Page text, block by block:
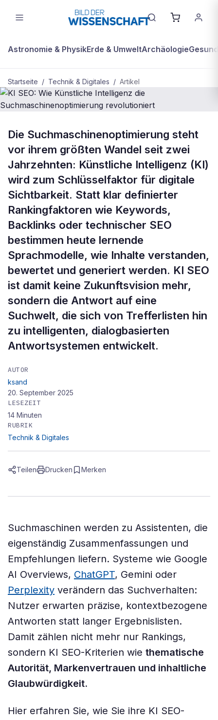
Astronomie & PhysikErde & UmweltArchäologie
Startseite / Technik & Digitales / Artikel
KI SEO: Wie Künstliche Intelligenz
die Suchmaschinenoptimierung
revolutioniert
Die Suchmaschinenoptimierung steht
vor ihrem größten Wandel seit zwei
Jahrzehnten: Künstliche Intelligenz (KI)
wird zum Schlüsselfaktor für digitale
Sichtbarkeit. Statt klar definierter
Rankingfaktoren wie Keywords,
Backlinks oder technischer SEO
bestimmen heute lernende
Sprachmodelle, wie Inhalte verstanden,
bewertet und generiert werden. KI SEO
ist damit keine Zukunftsvision mehr,
sondern die Antwort auf eine
Suchwelt, die sich von Trefferlisten hin
zu intelligenten, dialogbasierten
Antwortsystemen entwickelt.
AUTOR
ksand
20. September 2025
LESEZEIT
14 Minuten
RUBRIK
Technik & Digitales
Teilen Drucken Merken
Suchmaschinen werden zu Assistenten, die
eigenständig Zusammenfassungen und
Empfehlungen liefern. Systeme wie Google
AI Overviews, ChatGPT, Gemini oder
Perplexity verändern das Suchverhalten:
Nutzer erwarten präzise, kontextbezogene
Antworten statt langer Ergebnislisten.
Damit zählen nicht mehr nur Rankings,
sondern KI SEO-Kriterien wie thematische
Autorität, Markenvertrauen und inhaltliche
Glaubwürdigkeit.
Hier erfahren Sie, wie Sie ihre KI SEO-